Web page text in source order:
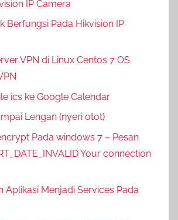
IP Camera
Berfungsi Pada Hikvision IP
VPN di Linux Centos 7 OS
ics ke Google Calendar
Lengan (nyeri otot)
Pada windows 7 – Pesan
Your connection
Aplikasi Menjadi Services Pada